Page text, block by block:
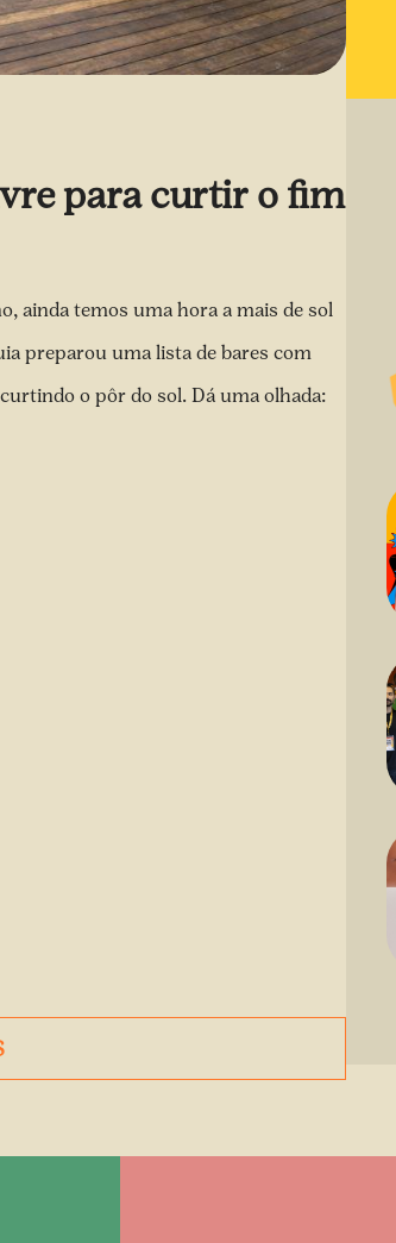
para curtir o fim
, ainda temos uma hora a mais de sol
preparou uma lista de bares com
o pôr do sol. Dá uma olhada: